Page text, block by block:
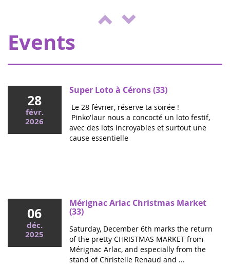
Ce mercredi, le député Vincent Thiébaut organisait avec
Grandir Sans Cancer et Eva pour la vie le colloque "Dons
de vie et lutte contre les cancers, maladies graves et
handicaps de l'enfant" à l'...
Events
for the benefit of Eva pour la vie and
ENVOL, to support sick children....
28
févr.
2026
Super Loto à Cérons (33)
Le 28 février, réserve ta soirée !
Pinko'laur nous a concocté un loto festif,
avec des lots incroyables et surtout une
cause essentielle
06
déc.
2025
Mérignac Arlac Christmas Market
(33)
Saturday, December 6th marks the return
of the pretty CHRISTMAS MARKET from
Mérignac Arlac, and especially from the
stand of Christelle Renaud and ...